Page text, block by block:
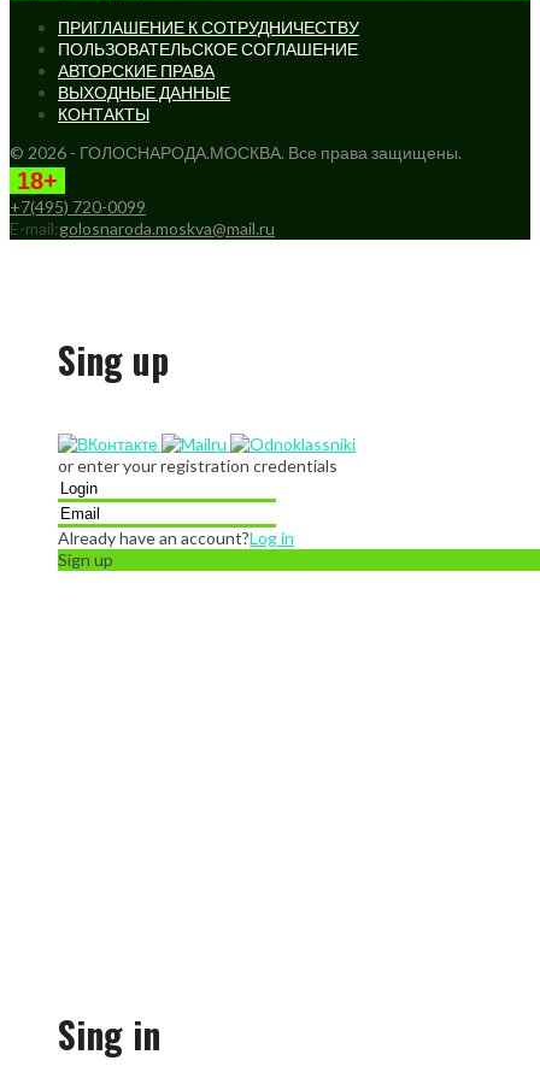
ПРИГЛАШЕНИЕ К СОТРУДНИЧЕСТВУ
ПОЛЬЗОВАТЕЛЬСКОЕ СОГЛАШЕНИЕ
АВТОРСКИЕ ПРАВА
ВЫХОДНЫЕ ДАННЫЕ
КОНТАКТЫ
© 2026 - ГОЛОСНАРОДА.МОСКВА. Все права защищены.
18+
+7(495) 720-0099
E-mail:golosnaroda.moskva@mail.ru
Sing up
or enter your registration credentials
Already have an account?Log in
Sign up
Sing in